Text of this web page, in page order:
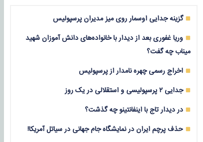
گزینه جدایی اوسمار روی میز مدیران پرسپولیس
وریا غفوری بعد از دیدار با خانواده‌های دانش آموزان شهید
میناب چه گفت؟
اخراج رسمی چهره نامدار از پرسپولیس
جدایی ۲ پرسپولیسی و استقلالی در یک روز
در دیدار تاج با اینفانتینو چه گذشت؟
حذف پرچم ایران در نمایشگاه جام جهانی در سیاتل آمریکا!